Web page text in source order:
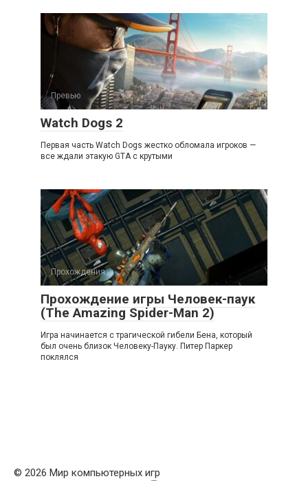
Превью
Watch Dogs 2
Первая часть Watch Dogs жестко обломала игроков —
все ждали этакую GTA с крутыми
Прохождения
Прохождение игры Человек-паук
(The Amazing Spider-Man 2)
Игра начинается с трагической гибели Бена, который
был очень близок Человеку-Пауку. Питер Паркер
поклялся
© 2026 Мир компьютерных игр